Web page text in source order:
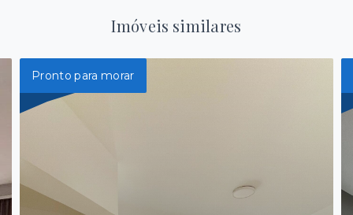
Imóveis similares
Pronto para morar